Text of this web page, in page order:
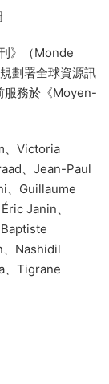
》（Monde
劃署全球資源訊
服務於《Moyen-
、Victoria
、Jean-Paul
、Guillaume
Janin、
Nashidil
、Tigrane